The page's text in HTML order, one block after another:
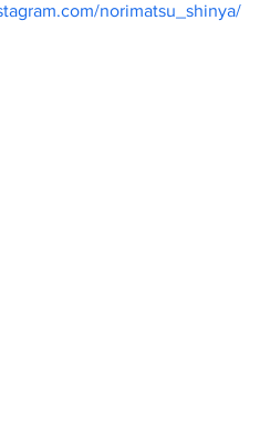
norimatsu_shinya/